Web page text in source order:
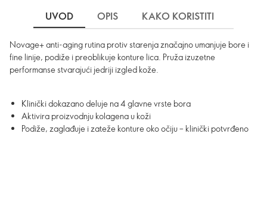
UVOD OPIS KAKO KORISTITI
Novage+ anti-aging rutina protiv starenja značajno umanjuje bore i
fine linije, podiže i preoblikuje konture lica. Pruža izuzetne
performanse stvarajući jedriji izgled kože.
Klinički dokazano deluje na 4 glavne vrste bora
Aktivira proizvodnju kolagena u koži
Podiže, zaglađuje i zateže konture oko očiju – klinički potvrđeno